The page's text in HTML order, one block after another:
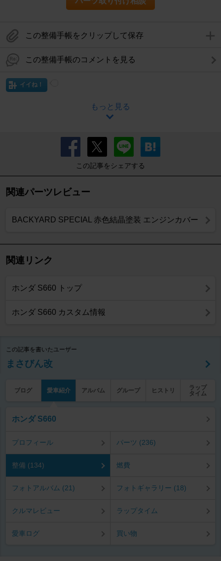
この整備手帳をクリップして保存
この整備手帳のコメントを見る
イイね！
もっと見る
この記事をシェアする
関連パーツレビュー
BACKYARD SPECIAL 赤色結晶塗装 エンジンカバー
関連リンク
ホンダ S660 トップ
ホンダ S660 カスタム情報
この記事を書いたユーザー
まさびん改
ブログ 愛車紹介 アルバム グループ ヒストリ
ラップ
タイム
ホンダ S660
プロフィール パーツ (236)
整備 (134) 燃費
フォトアルバム (21) フォトギャラリー (18)
クルマレビュー ラップタイム
愛車ログ 買い物